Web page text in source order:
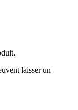
laisser un